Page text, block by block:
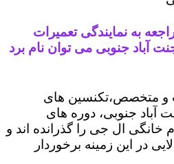
به نمایندگی تعمیرات
آباد جنوبی می توان نام برد
و متخصص،تکنسین های
آباد جنوبی، دوره های
خانگی ال جی را گذرانده اند و
در این زمینه برخوردار